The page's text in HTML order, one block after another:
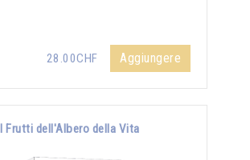
28.00CHF Aggiungere
I Frutti dell'Albero della Vita